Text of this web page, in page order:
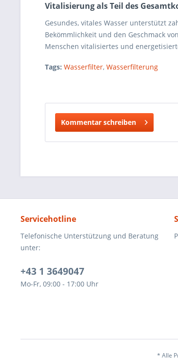
Vitalisierung als Teil des
Gesundes, vitales Wasser unterstützt
Bekömmlichkeit und den Geschmack
Menschen vitalisiertes und
Tags: Wasserfilter, Wasserfilterung
Kommentar schreiben
Servicehotline
Telefonische Unterstützung und Beratung
unter:
+43 1 3649047
Mo-Fr, 09:00 - 17:00 Uhr
* Alle